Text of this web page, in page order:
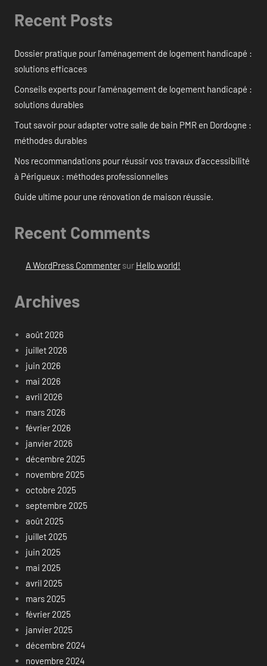
Recent Posts
Dossier pratique pour l’aménagement de logement handicapé :
solutions efficaces
Conseils experts pour l’aménagement de logement handicapé :
solutions durables
Tout savoir pour adapter votre salle de bain PMR en Dordogne :
méthodes durables
Nos recommandations pour réussir vos travaux d’accessibilité
à Périgueux : méthodes professionnelles
Guide ultime pour une rénovation de maison réussie.
Recent Comments
A WordPress Commentersur Hello world!
Archives
août 2026
juillet 2026
juin 2026
mai 2026
avril 2026
mars 2026
février 2026
janvier 2026
décembre 2025
novembre 2025
octobre 2025
septembre 2025
août 2025
juillet 2025
juin 2025
mai 2025
avril 2025
mars 2025
février 2025
janvier 2025
décembre 2024
novembre 2024